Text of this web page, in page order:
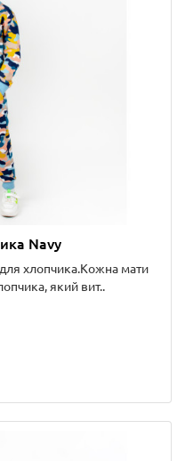
Navy
хлопчика.Кожна мати
який вит..